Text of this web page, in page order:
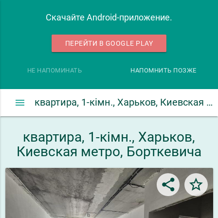
Скачайте Android-приложение.
ПЕРЕЙТИ В GOOGLE PLAY
НЕ НАПОМИНАТЬ НАПОМНИТЬ ПОЗЖЕ
квартира, 1-кімн., Харьков, Киевская метро, Борткевича
menu
квартира, 1-кімн., Харьков,
Киевская метро, Борткевича
share star_border